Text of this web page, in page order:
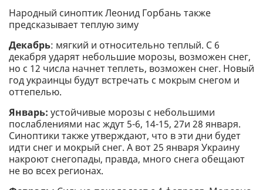
Народный синоптик Леонид Горбань также
предсказывает теплую зиму
Декабрь: мягкий и относительно теплый. С 6
декабря ударят небольшие морозы, возможен снег,
но с 12 числа начнет теплеть, возможен снег. Новый
год украинцы будут встречать с мокрым снегом и
оттепелью.
Январь: устойчивые морозы с небольшими
послаблениями нас ждут 5-6, 14-15, 27и 28 января.
Синоптики также утверждают, что в эти дни будет
идти снег и мокрый снег. А вот 25 января Украину
накроют снегопады, правда, много снега обещают
не во всех регионах.